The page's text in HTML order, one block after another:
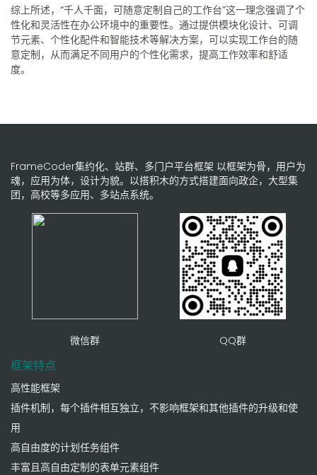
综上所述，“千人千面，可随意定制自己的工作台”这一理念强调了个
性化和灵活性在办公环境中的重要性。通过提供模块化设计、可调
节元素、个性化配件和智能技术等解决方案，可以实现工作台的随
意定制，从而满足不同用户的个性化需求，提高工作效率和舒适
度。
FrameCoder集约化、站群、多门户平台框架 以框架为骨，用户为
魂，应用为体，设计为貌。以搭积木的方式搭建面向政企，大型集
团，高校等多应用、多站点系统。
微信群 QQ群
框架特点
高性能框架
插件机制，每个插件相互独立，不影响框架和其他插件的升级和使
用
高自由度的计划任务组件
丰富且高自由定制的表单元素组件